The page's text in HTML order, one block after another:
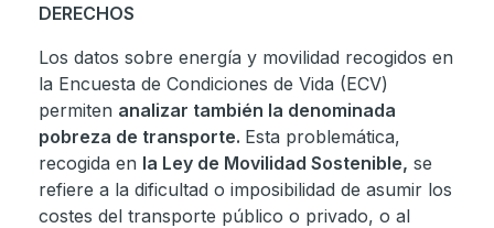
DERECHOS
Los datos sobre energía y movilidad recogidos en
la Encuesta de Condiciones de Vida (ECV)
permiten analizar también la denominada
pobreza de transporte. Esta problemática,
recogida en la Ley de Movilidad Sostenible, se
refiere a la dificultad o imposibilidad de asumir los
costes del transporte público o privado, o al